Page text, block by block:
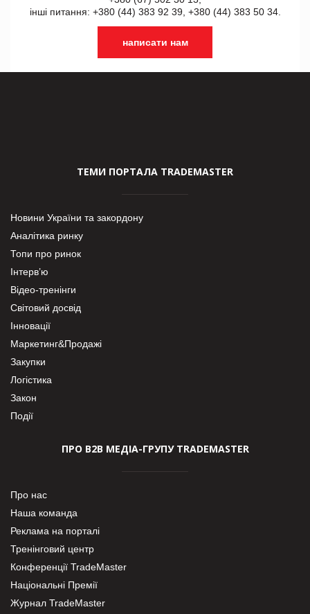
інші питання: +380 (44) 383 92 39, +380 (44) 383 50 34.
написати нам
ТЕМИ ПОРТАЛА TRADEMASTER
Новини України та закордону
Аналітика ринку
Топи про ринок
Інтерв’ю
Відео-тренінги
Світовий досвід
Інновації
Маркетинг&Продажі
Закупки
Логістика
Закон
Події
ПРО В2В МЕДІА-ГРУПУ TRADEMASTER
Про нас
Наша команда
Реклама на порталі
Тренінговий центр
Конференції TradeMaster
Національні Премії
Журнал TradeMaster